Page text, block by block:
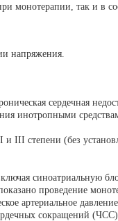
монотерапии, так и в
напряжения.
сердечная
инотропными
III степени (без
синоатриальную
проведение
артериальное
сокращений